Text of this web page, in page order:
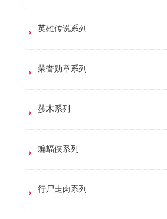
英雄传说系列
荣誉勋章系列
莎木系列
蝙蝠侠系列
行尸走肉系列